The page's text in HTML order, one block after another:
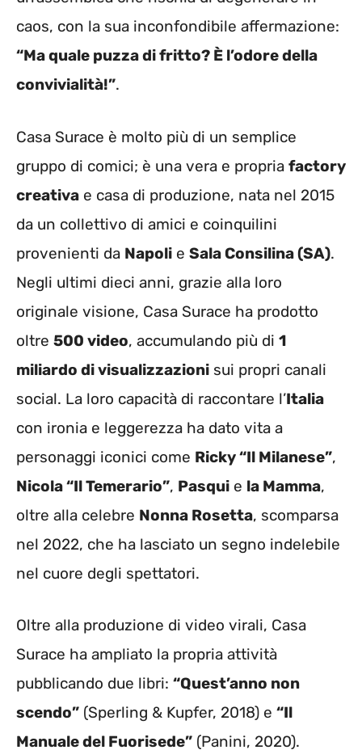
caos, con la sua inconfondibile affermazione:
“Ma quale puzza di fritto? È l’odore della
convivialità!”.
Casa Surace è molto più di un semplice
gruppo di comici; è una vera e propria factory
creativa e casa di produzione, nata nel 2015
da un collettivo di amici e coinquilini
provenienti da Napoli e Sala Consilina (SA).
Negli ultimi dieci anni, grazie alla loro
originale visione, Casa Surace ha prodotto
oltre 500 video, accumulando più di 1
miliardo di visualizzazioni sui propri canali
social. La loro capacità di raccontare l’Italia
con ironia e leggerezza ha dato vita a
personaggi iconici come Ricky “Il Milanese”,
Nicola “Il Temerario”, Pasqui e la Mamma,
oltre alla celebre Nonna Rosetta, scomparsa
nel 2022, che ha lasciato un segno indelebile
nel cuore degli spettatori.
Oltre alla produzione di video virali, Casa
Surace ha ampliato la propria attività
pubblicando due libri: “Quest’anno non
scendo” (Sperling & Kupfer, 2018) e “Il
Manuale del Fuorisede” (Panini, 2020).